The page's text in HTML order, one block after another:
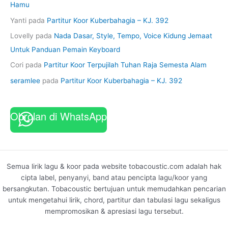
Hamu
Yanti pada Partitur Koor Kuberbahagia – KJ. 392
Lovelly pada Nada Dasar, Style, Tempo, Voice Kidung Jemaat
Untuk Panduan Pemain Keyboard
Cori pada Partitur Koor Terpujilah Tuhan Raja Semesta Alam
seramlee pada Partitur Koor Kuberbahagia – KJ. 392
Obrolan di WhatsApp
Semua lirik lagu & koor pada website tobacoustic.com adalah hak
cipta label, penyanyi, band atau pencipta lagu/koor yang
bersangkutan. Tobacoustic bertujuan untuk memudahkan pencarian
untuk mengetahui lirik, chord, partitur dan tabulasi lagu sekaligus
mempromosikan & apresiasi lagu tersebut.